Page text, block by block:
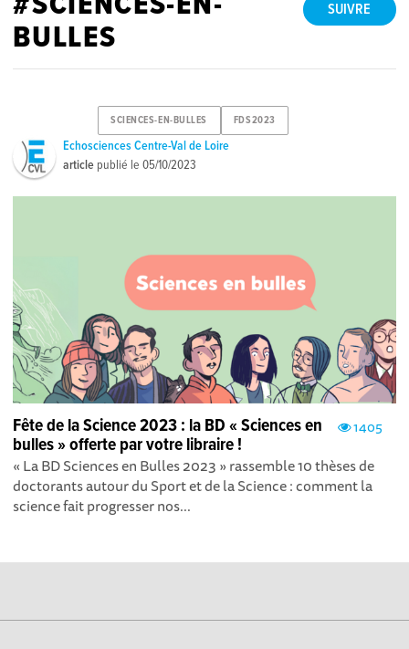
SUIVRE
BULLES
SCIENCES-EN-BULLES FDS2023
Echosciences Centre-Val de Loire
article publié le05/10/2023
1405
Fête de la Science 2023 : la BD « Sciences en
bulles » offerte par votre libraire !
« La BD Sciences en Bulles 2023 » rassemble 10 thèses de
doctorants autour du Sport et de la Science : comment la
science fait progresser nos...